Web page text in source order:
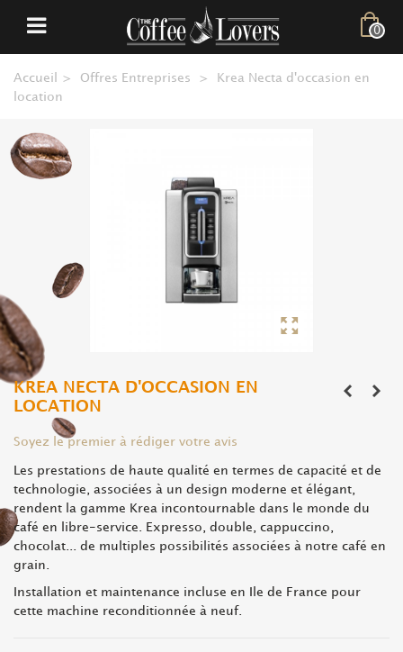
0
Accueil > Offres Entreprises >
Krea Necta d'occasion en
location
KREA NECTA D'OCCASION EN
LOCATION
Soyez le premier à rédiger votre avis
Les prestations de haute qualité en termes de capacité et de
technologie, associées à un design moderne et élégant,
rendent la gamme Krea incontournable dans le monde du
café en libre-service. Expresso, double, cappuccino,
chocolat... de multiples possibilités associées à notre café en
grain.
Installation et maintenance incluse en Ile de France pour
cette machine reconditionnée à neuf.